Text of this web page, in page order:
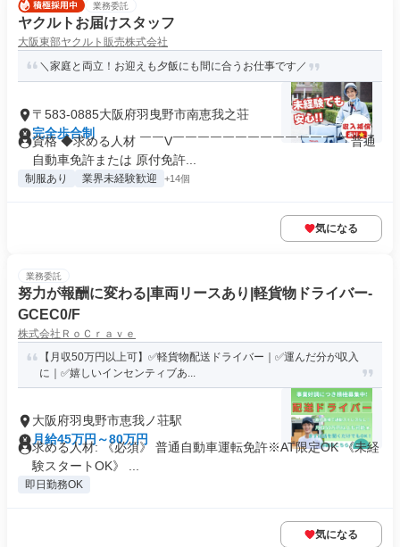
業務委託
ヤクルトお届けスタッフ
大阪東部ヤクルト販売株式会社
＼家庭と両立！お迎えも夕飯にも間に合うお仕事です／
〒583-0885大阪府羽曳野市南恵我之荘
完全歩合制
資格 ◆求める人材 ￣￣V￣￣￣￣￣￣￣￣￣￣￣￣￣￣ 普通
自動車免許または 原付免許...
制服あり 業界未経験歓迎 +14個
気になる
業務委託
努力が報酬に変わる|車両リースあり|軽貨物ドライバー-
GCEC0/F
株式会社ＲｏＣｒａｖｅ
【月収50万円以上可】✅軽貨物配送ドライバー｜✅運んだ分が収入
に｜✅嬉しいインセンティブあ...
大阪府羽曳野市恵我ノ荘駅
月給45万円～80万円
求める人材: 《必須》 普通自動車運転免許※AT限定OK 《未経
験スタートOK》 ...
即日勤務OK
気になる